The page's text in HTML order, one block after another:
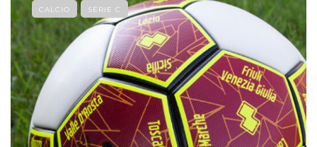
CALCIO SERIE C